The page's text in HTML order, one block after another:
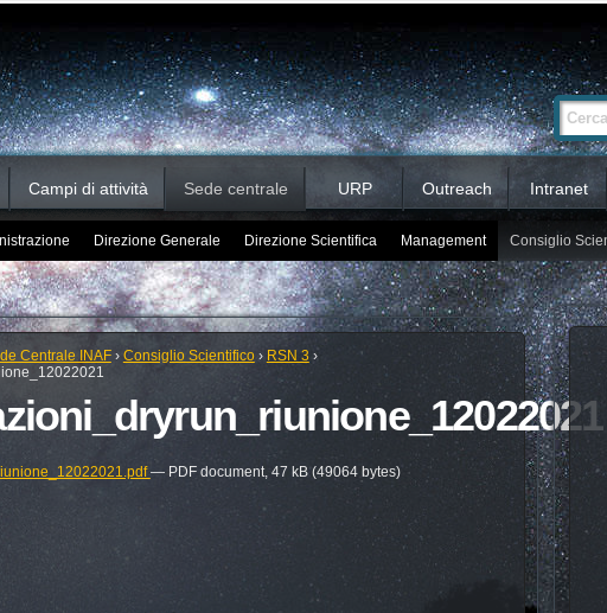
Cerca nel
Ricerca
avanzata…
Campi di attività Sede centrale URP Outreach Intranet
Direzione Generale Direzione Scientifica Management Consiglio
Centrale INAF › Consiglio Scientifico › RSN 3 ›
— PDF document, 47 kB (49064 bytes)